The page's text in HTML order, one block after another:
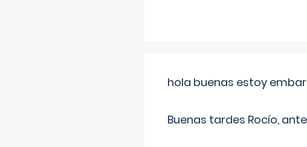
hola buenas estoy
Buenas tardes Rocío,